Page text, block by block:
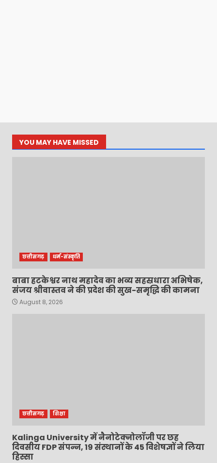
YOU MAY HAVE MISSED
छत्तीसगढ़ धर्म-संस्कृति
बाबा हटकेश्वर नाथ महादेव का भव्य सहस्रधारा अभिषेक,
संजय श्रीवास्तव ने की प्रदेश की सुख-समृद्धि की कामना
August 8, 2026
छत्तीसगढ़ शिक्षा
Kalinga University में नैनोटेक्नोलॉजी पर छह
दिवसीय FDP संपन्न, 19 संस्थानों के 45 विशेषज्ञों ने लिया
हिस्सा